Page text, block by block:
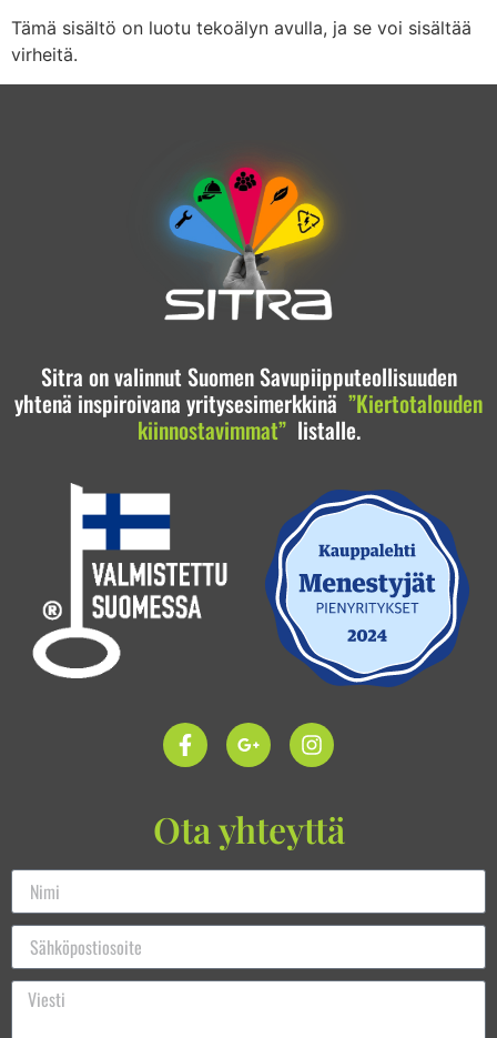
Tämä sisältö on luotu tekoälyn avulla, ja se voi sisältää
virheitä.
Sitra on valinnut Suomen Savupiipputeollisuuden
yhtenä inspiroivana yritysesimerkkinä ”Kiertotalouden
kiinnostavimmat”listalle.
Ota yhteyttä